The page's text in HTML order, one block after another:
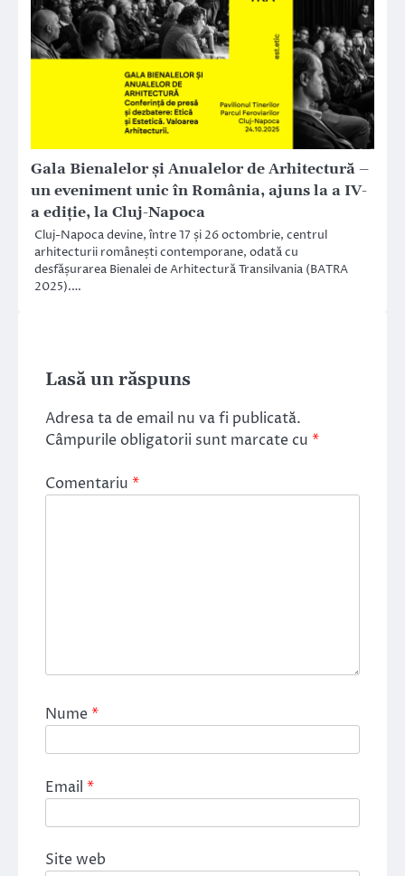
Gala Bienalelor și Anualelor de Arhitectură –
un eveniment unic în România, ajuns la a IV-
a ediție, la Cluj-Napoca
Cluj-Napoca devine, între 17 și 26 octombrie, centrul
arhitecturii românești contemporane, odată cu
desfășurarea Bienalei de Arhitectură Transilvania (BATRA
2025).…
Lasă un răspuns
Adresa ta de email nu va fi publicată.
Câmpurile obligatorii sunt marcate cu *
Comentariu *
Nume*
Email *
Site web